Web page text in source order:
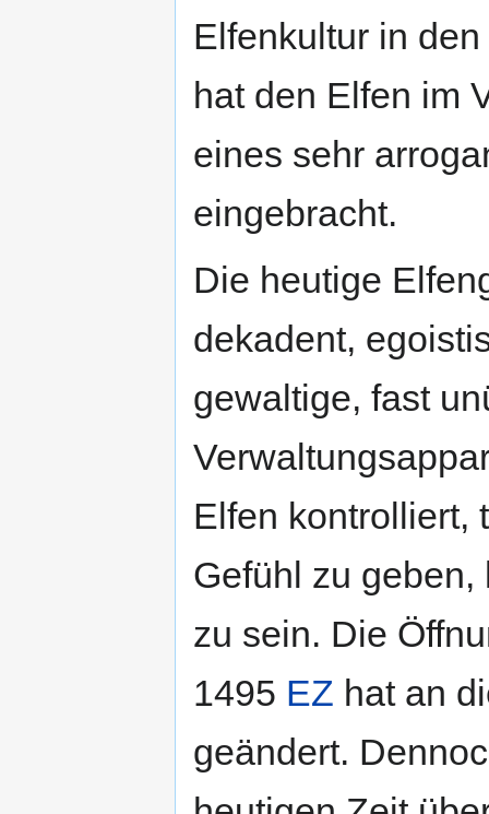
Elfenkultur in
hat den Elfen im
eines sehr
eingebracht.
Die heutige
dekadent,
gewaltige, fast
Elfen kontrolliert,
Gefühl zu
zu sein. Die
1495 EZ hat an
geändert.